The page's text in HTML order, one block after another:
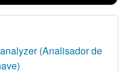
(Analisador de